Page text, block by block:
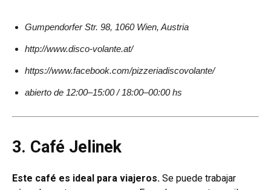
Gumpendorfer Str. 98, 1060 Wien, Austria
http://www.disco-volante.at/
https://www.facebook.com/pizzeriadiscovolante/
abierto de 12:00–15:00 / 18:00–00:00 hs
3. Café Jelinek
Este café es ideal para viajeros. Se puede trabajar